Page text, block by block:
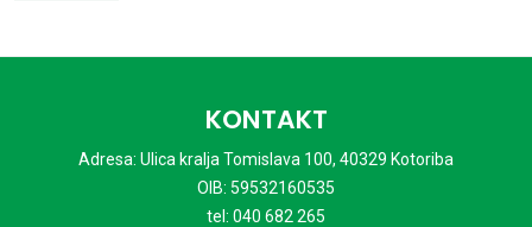
KONTAKT
Adresa: Ulica kralja Tomislava 100, 40329 Kotoriba
OIB: 59532160535
tel: 040 682 265